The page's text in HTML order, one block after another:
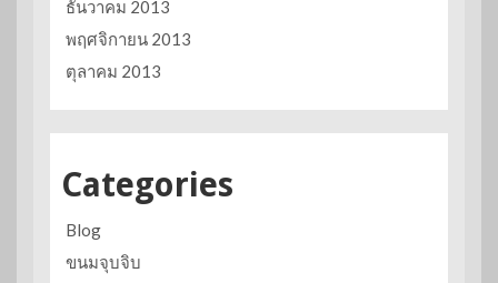
ธันวาคม 2013
พฤศจิกายน 2013
ตุลาคม 2013
Categories
Blog
ขนมจุบจิบ